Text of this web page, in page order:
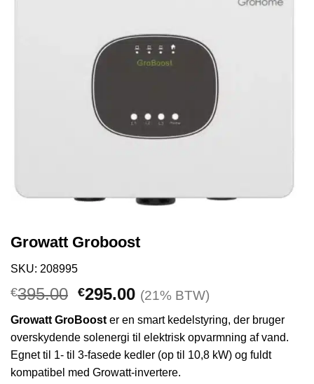
Growatt Groboost
SKU: 208995
€395.00 Den
pris
var:
€395.00.
€295.00Den
pris
er:
€295.00.
(21% BTW)
Growatt GroBoost er en smart kedelstyring, der bruger
overskydende solenergi til elektrisk opvarmning af vand.
Egnet til 1- til 3-fasede kedler (op til 10,8 kW) og fuldt
kompatibel med Growatt-invertere.